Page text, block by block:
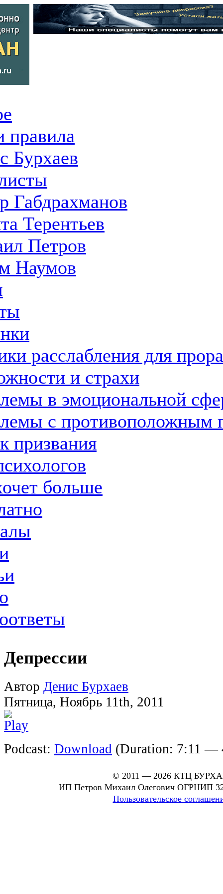
Бурхаев
Габдрахманов
Терентьев
Петров
Наумов
расслабления для
и страхи
в эмоциональной
с противоположным
призвания
больше
Депрессии
Автор Денис Бурхаев
Пятница, Ноябрь 11th, 2011
Podcast: Download (Duration: 7:11 —
© 2011 — 2026 КТЦ
ИП Петров Михаил Олегович ОГРНИП
Пользовательское